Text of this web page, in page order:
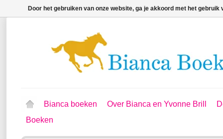
Bianca boeken Over Bianca en Yvonne Brill
Boeken
Door het gebruiken van onze website, ga je akkoord met het